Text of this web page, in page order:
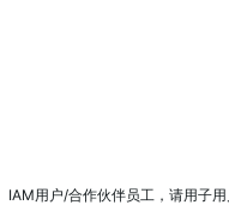
IAM用户/合作伙伴员工，请用子